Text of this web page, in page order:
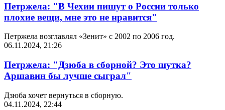
Петржела: "В Чехии пишут о России только
плохие вещи, мне это не нравится"
Петржела возглавлял «Зенит» с 2002 по 2006 год.
06.11.2024, 21:26
Петржела: "Дзюба в сборной? Это шутка?
Аршавин бы лучше сыграл"
Дзюба хочет вернуться в сборную.
04.11.2024, 22:44